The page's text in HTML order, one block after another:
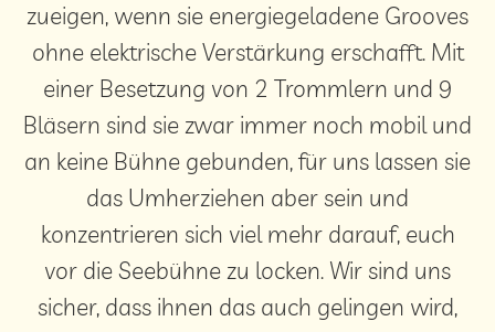
zueigen, wenn sie energiegeladene Grooves
ohne elektrische Verstärkung erschafft. Mit
einer Besetzung von 2 Trommlern und 9
Bläsern sind sie zwar immer noch mobil und
an keine Bühne gebunden, für uns lassen sie
das Umherziehen aber sein und
konzentrieren sich viel mehr darauf, euch
vor die Seebühne zu locken. Wir sind uns
sicher, dass ihnen das auch gelingen wird,